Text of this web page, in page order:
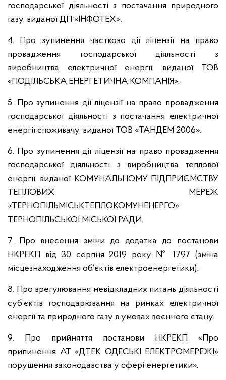
господарської діяльності з постачання природного
газу, виданої ДП «ІНФОТЕХ».
4. Про зупинення частково дії ліцензії на право
провадження господарської діяльності з
виробництва електричної енергії, виданої ТОВ
«ПОДІЛЬСЬКА ЕНЕРГЕТИЧНА КОМПАНІЯ».
5. Про зупинення дії ліцензії на право провадження
господарської діяльності з постачання електричної
енергії споживачу, виданої ТОВ «ТАНДЕМ 2006».
6. Про зупинення дії ліцензії на право провадження
господарської діяльності з виробництва теплової
енергії, виданої КОМУНАЛЬНОМУ ПІДПРИЄМСТВУ
ТЕПЛОВИХ МЕРЕЖ
«ТЕРНОПІЛЬМІСЬКТЕПЛОКОМУНЕНЕРГО»
ТЕРНОПІЛЬСЬКОЇ МІСЬКОЇ РАДИ.
7. Про внесення зміни до додатка до постанови
НКРЕКП від 30 серпня 2019 року № 1797 (зміна
місцезнаходження об’єктів електроенергетики).
8. Про врегулювання невідкладних питань діяльності
суб’єктів господарювання на ринках електричної
енергії та природного газу в умовах воєнного стану.
9. Про прийняття постанови НКРЕКП «Про
припинення АТ «ДТЕК ОДЕСЬКІ ЕЛЕКТРОМЕРЕЖІ»
порушення законодавства у сфері енергетики».